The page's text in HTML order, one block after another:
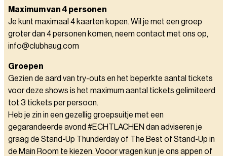
Maximum van 4 personen
Je kunt maximaal 4 kaarten kopen. Wil je met een groep
groter dan 4 personen komen, neem contact met ons op,
info@clubhaug.com
Groepen
Gezien de aard van try-outs en het beperkte aantal tickets
voor deze shows is het maximum aantal tickets gelimiteerd
tot 3 tickets per persoon.
Heb je zin in een gezellig groepsuitje met een
gegarandeerde avond #ECHTLACHEN dan adviseren je
graag de Stand-Up Thunderday of The Best of Stand-Up in
de Main Room te kiezen. Vooor vragen kun je ons appen of